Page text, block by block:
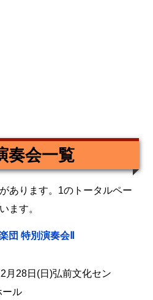
奏会一覧
あります。1のトータルペー
ます。
団 特別演奏会Ⅱ
月28日(日)弘前文化セン
ール